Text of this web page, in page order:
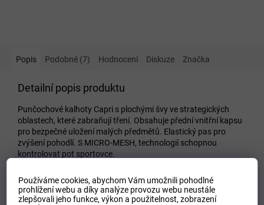
Používáme cookies, abychom Vám umožnili pohodlné
prohlížení webu a díky analýze provozu webu neustále
zlepšovali jeho funkce, výkon a použitelnost,zobrazení
Popis Podobné (7) Hodnocení Diskuze Značka
Detailní popis produktu
Punčochové kalhoty Capri s plochými švy ve strategických
oblastech, které zabraňují tření. Obsahuje přední vnitřní kapsu
pro bezpečné uložení malých předmětů. Elastický pas pro
zvýšení pohodlí. S MICRO-MESH, technologií schopnou
kontrolovat pot sportovce.
Doplňkové parametry
Kategorie: Dámské legíny